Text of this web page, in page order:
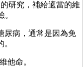
研究，補給適當的維
尿病，通常是因為免
他命。